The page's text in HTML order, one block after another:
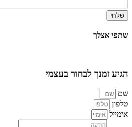
שתפי אצלך
הגיע זמנך לבחור בעצמי
שם
טלפון
אימייל